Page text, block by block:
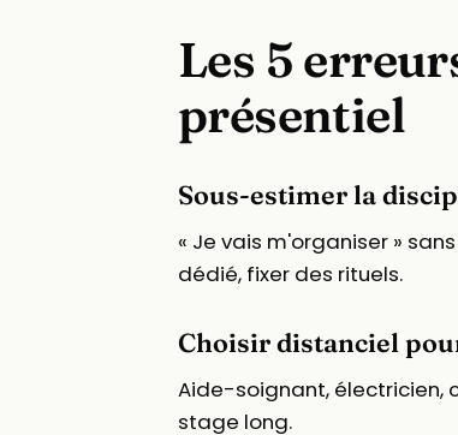
Les 5
présentiel
Sous-estimer la
« Je vais m'organiser »
dédié, fixer des rituels.
Choisir distanciel
Aide-soignant, électricien,
stage long.